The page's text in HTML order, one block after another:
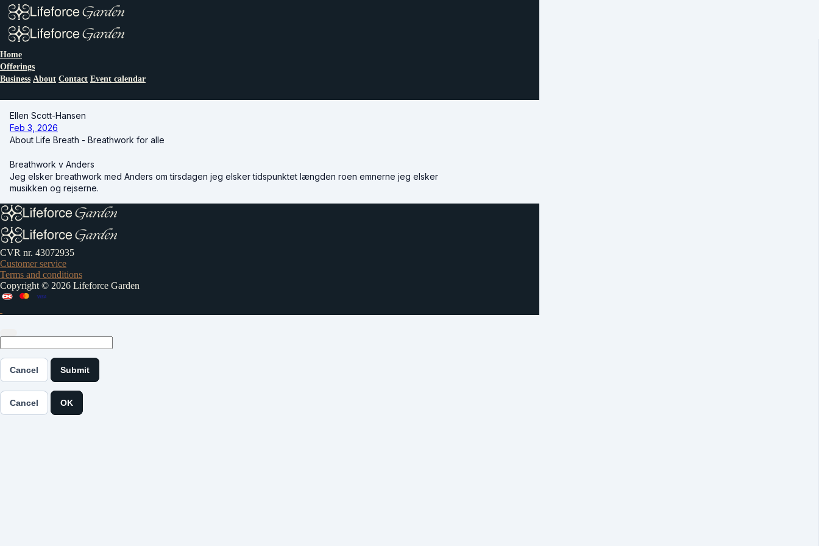
Home
Offerings
Business About Contact Event calendar
Ellen Scott-Hansen
Feb 3, 2026
About Life Breath - Breathwork for alle
Breathwork v Anders
Jeg elsker breathwork med Anders om tirsdagen jeg elsker tidspunktet længden roen emnerne jeg elsker
musikken og rejserne.
CVR nr. 43072935
Customer service
Terms and conditions
Copyright © 2026 Lifeforce Garden
Cancel Submit
Cancel OK